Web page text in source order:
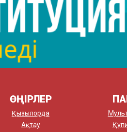
ӨҢІРЛЕР
Қызылорда
Ақтау